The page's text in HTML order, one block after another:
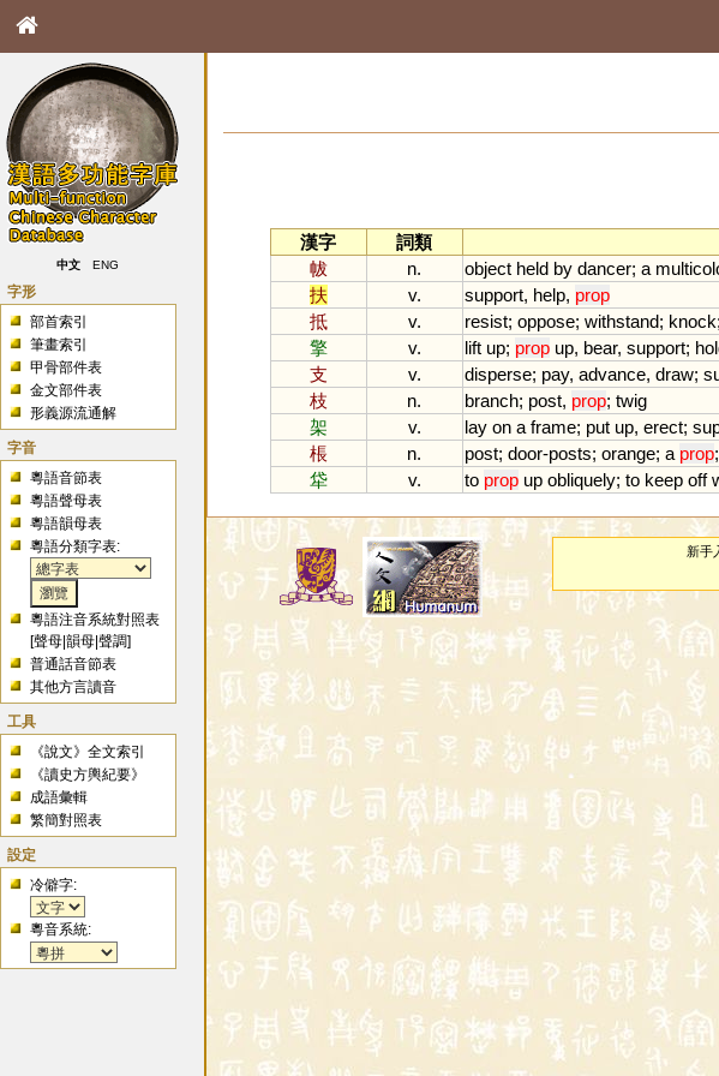
中文 ENG
字形
部首索引
筆畫索引
甲骨部件表
金文部件表
形義源流通解
字音
粵語音節表
粵語聲母表
粵語韻母表
粵語分類字表:
粵語注音系統對照表
[聲母 |韻母 |聲調]
普通話音節表
其他方言讀音
工具
《說文》全文索引
《讀史方輿紀要》
成語彙輯
繁簡對照表
設定
冷僻字:
粵音系統:
漢字
詞類
帗
n. object held by dancer; a
扶
v. support, help, prop
抵
v. resist; oppose; withstand; knock;
擎
v. lift up; prop up, bear, support;
支
v. disperse; pay, advance, draw;
枝
n. branch; post, prop; twig
架
v. lay on a frame; put up, erect;
棖
n. post; door-posts; orange; a prop;
牮
v. to prop up obliquely; to keep off
新手